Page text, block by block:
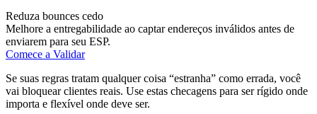
Reduza bounces cedo
Melhore a entregabilidade ao captar endereços inválidos antes de
enviarem para seu ESP.
Comece a Validar
Se suas regras tratam qualquer coisa “estranha” como errada, você
vai bloquear clientes reais. Use estas checagens para ser rígido onde
importa e flexível onde deve ser.